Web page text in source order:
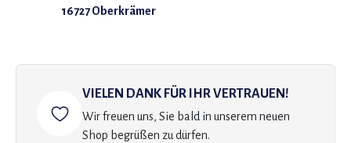
16727 Oberkrämer
VIELEN DANK FÜR IHR VERTRAUEN!
Wir freuen uns, Sie bald in unserem neuen
Shop begrüßen zu dürfen.